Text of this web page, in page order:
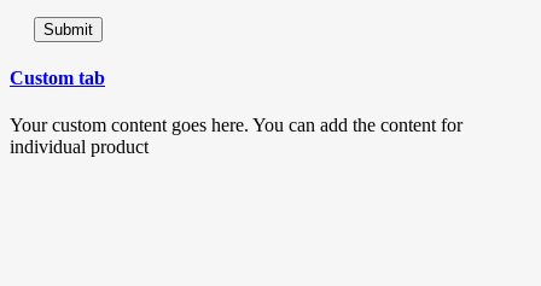
Custom tab
Your custom content goes here. You can add the content for
individual product